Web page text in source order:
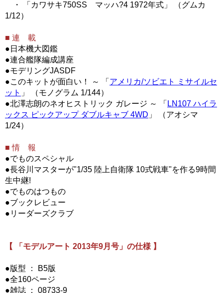
・ 「カワサキ750SS マッハ?4 1972年式」 （グムカ
1/12）
■ 連 載
●日本機大図鑑
●連合艦隊編成講座
●モデリングJASDF
●このキットが面白い！ ～ 「 アメリカ/ソビエト ミサイルセ
ット 」 （モノグラム 1/144）
●北澤志朗のネオヒストリック ガレージ ～ 「 LN107 ハイラ
ックス ピックアップ ダブルキャブ 4WD 」 （アオシマ
1/24）
■ 情 報
●でものスペシャル
●長谷川マスターが"1/35 陸上自衛隊 10式戦車"を作る9時間
生中継!
●でものはつもの
●ブックレビュー
●リーダーズクラブ
【 「モデルアート 2013年9月号」の仕様 】
●版型 ： B5版
●全160ページ
●雑誌 ： 08733-9